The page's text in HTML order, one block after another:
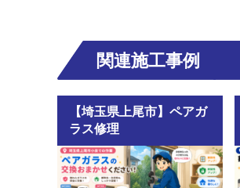
関連施工事例
【埼玉県上尾市】ペアガ
ラス修理